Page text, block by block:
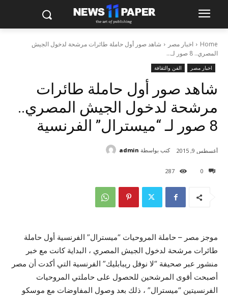
Home اخبار مصر
شاهد صور أول حاملة طائرات مرشحة لدخول الجيش
المصري.. 8 صور لـ...
اخبار مصر الفن والثقافة
شاهد صور أول حاملة طائرات
مرشحة لدخول الجيش المصري..
8 صور لـ “ميسترال” الفرنسية
0
287
أغسطس 9, 2015 كتب بواسطة admin
موجز مصر – حاملة المروحيات “ميسترال” الفرنسية أول حاملة
طائرات مرشحة لدخول الجيش المصري ، البداية كانت مع خبر
منشور عبر صحيفة “لا نوفل ريبابليك” الفرنسية التي أكدت أن مصر
أصبحت أقوى المرشحين للحصول على حاملتي المروحيات
الفرنسيتين “ميسترال” ، ذلك بعد وصول المفاوضات مع موسكو